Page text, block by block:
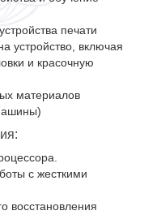
печати
устройство, включая
и красочную
материалов
с жесткими
восстановления